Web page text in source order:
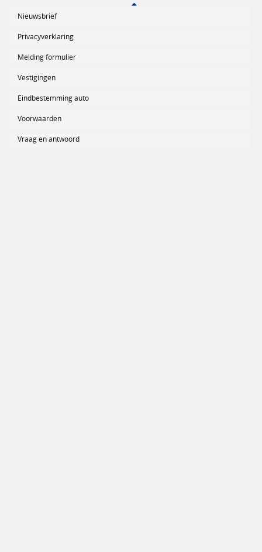
Nieuwsbrief
Privacyverklaring
Melding formulier
Vestigingen
Eindbestemming auto
Voorwaarden
Vraag en antwoord